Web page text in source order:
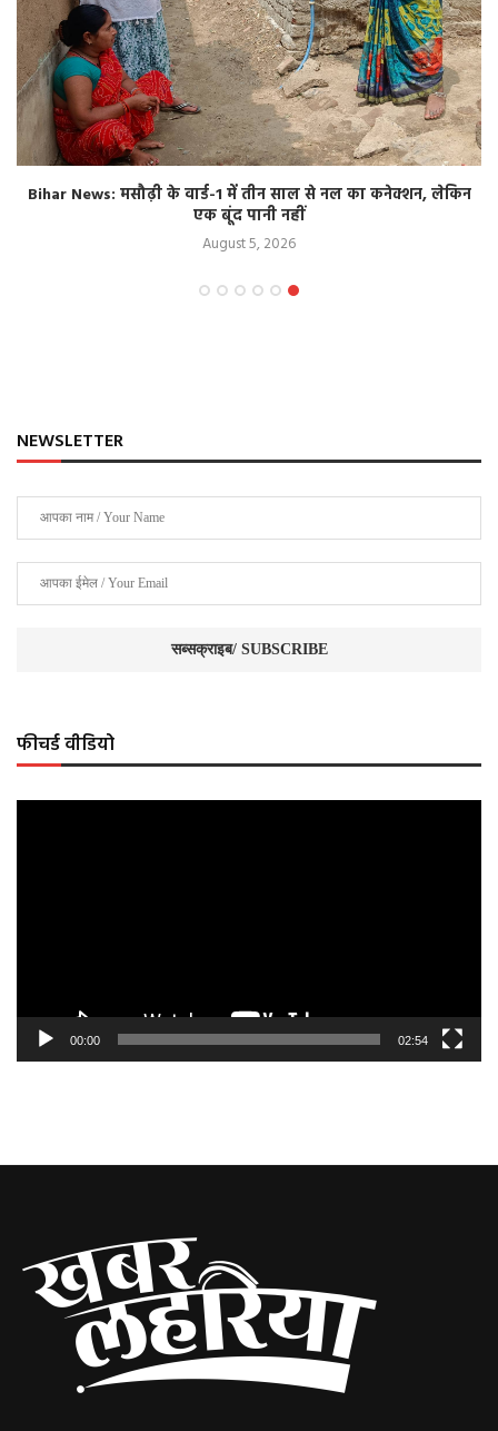
Bihar News: मसौढ़ी के वार्ड-1 में तीन साल से नल का कनेक्शन, लेकिन
एक बूंद पानी नहीं
August 5, 2026
NEWSLETTER
फीचर्ड वीडियो
00:00 02:54